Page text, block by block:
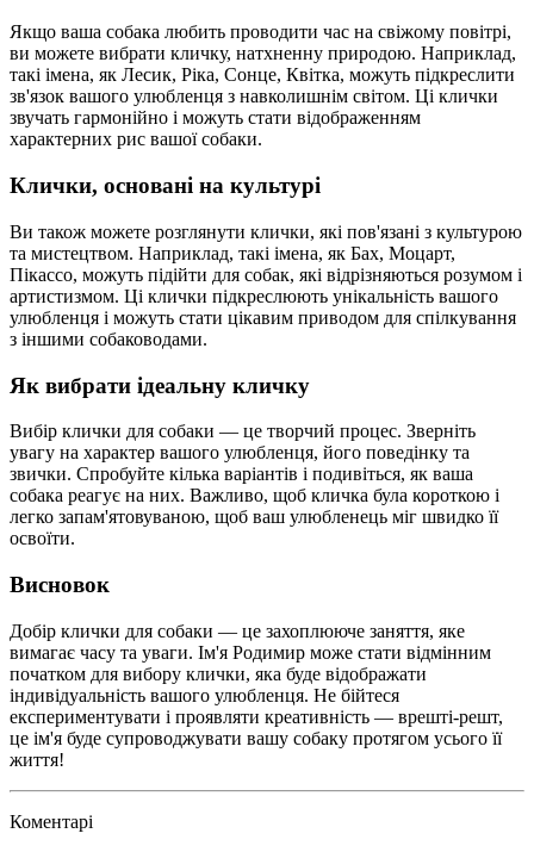
Якщо ваша собака любить проводити час на свіжому повітрі,
ви можете вибрати кличку, натхненну природою. Наприклад,
такі імена, як Лесик, Ріка, Сонце, Квітка, можуть підкреслити
зв'язок вашого улюбленця з навколишнім світом. Ці клички
звучать гармонійно і можуть стати відображенням
характерних рис вашої собаки.
Клички, основані на культурі
Ви також можете розглянути клички, які пов'язані з культурою
та мистецтвом. Наприклад, такі імена, як Бах, Моцарт,
Пікассо, можуть підійти для собак, які відрізняються розумом і
артистизмом. Ці клички підкреслюють унікальність вашого
улюбленця і можуть стати цікавим приводом для спілкування
з іншими собаководами.
Як вибрати ідеальну кличку
Вибір клички для собаки — це творчий процес. Зверніть
увагу на характер вашого улюбленця, його поведінку та
звички. Спробуйте кілька варіантів і подивіться, як ваша
собака реагує на них. Важливо, щоб кличка була короткою і
легко запам'ятовуваною, щоб ваш улюбленець міг швидко її
освоїти.
Висновок
Добір клички для собаки — це захоплююче заняття, яке
вимагає часу та уваги. Ім'я Родимир може стати відмінним
початком для вибору клички, яка буде відображати
індивідуальність вашого улюбленця. Не бійтеся
експериментувати і проявляти креативність — врешті-решт,
це ім'я буде супроводжувати вашу собаку протягом усього її
життя!
Коментарі